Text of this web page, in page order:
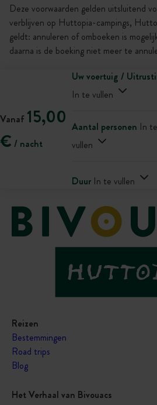
Deze voorwaarden gelden uitsluitend
verblijven op Huttopia-campings,
geldt: annuleren of omboeken is
daarna is de boeking niet meer te
Vanaf 15,00
€ / nacht
Uw voertuig /
In te vullen
Aantal personen In te
vullen
Duur In te vullen
Reizen
Bestemmingen
Road trips
Blog
Het Verhaal van Bivouacs